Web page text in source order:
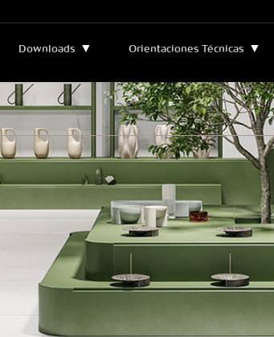
Downloads ▼
Boletines y Manuales ▼ Asistencia Técnica
Leyendas Técnicas
Sostenibilidad
Catálogos
Certificados
Orientaciones Técnicas ▼